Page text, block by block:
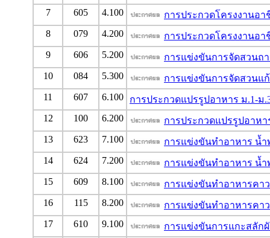
7
605 4.100
การประกวดโครงงานอา
8
079 4.200
การประกวดโครงงานอา
9
606 5.200
การแข่งขันการจัดสวนถ
10
084 5.300
การแข่งขันการจัดสวนแ
11
607 6.100
การประกวดแปรรูปอาหาร ม.1-ม
12
100 6.200
การประกวดแปรรูปอาหา
13
623 7.100
การแข่งขันทำอาหาร น้ำ
14
624 7.200
การแข่งขันทำอาหาร น้ำ
15
609 8.100
การแข่งขันทำอาหารคา
16
115 8.200
การแข่งขันทำอาหารคา
17
610 9.100
การแข่งขันการแกะสลัก